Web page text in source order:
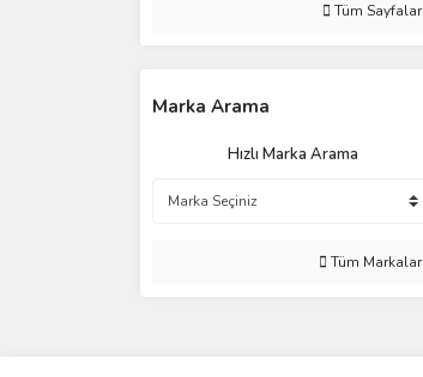
Tüm Sayfalar
Marka Arama
Hızlı Marka Arama
Tüm Markalar